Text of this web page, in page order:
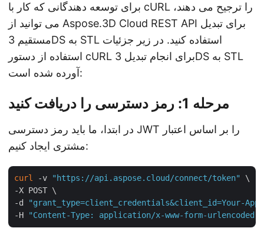
برای توسعه دهندگانی که کار با cURL را ترجیح می دهند،
می توانید از Aspose.3D Cloud REST API برای تبدیل
مستقیم 3DS به STL استفاده کنید. در زیر جزئیات
استفاده از دستور cURL برای انجام تبدیل 3DS به STL
آورده شده است:
مرحله 1: رمز دسترسی را دریافت کنید
در ابتدا، ما باید رمز دسترسی JWT را بر اساس اعتبار
مشتری ایجاد کنیم:
curl -v "https://api.aspose.cloud/connect/token"
\
-X POST \
-d
"grant_type=client_credentials&client_id=Your-App-
-H
"Content-Type: application/x-www-form-urlencoded"